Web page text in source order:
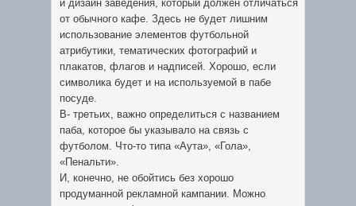
и дизайн заведения, который должен отличаться
от обычного кафе. Здесь не будет лишним
использование элементов футбольной
атрибутики, тематических фотографий и
плакатов, флагов и надписей. Хорошо, если
символика будет и на используемой в пабе
посуде.
В- третьих, важно определиться с названием
паба, которое бы указывало на связь с
футболом. Что-то типа «Аута», «Гола»,
«Пенальти».
И, конечно, не обойтись без хорошо
продуманной рекламной кампании. Можно